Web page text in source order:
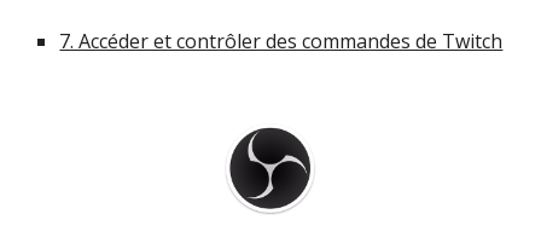
7. Accéder et contrôler des commandes de Twitch